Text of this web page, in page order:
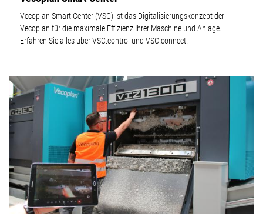
Vecoplan Smart Center (VSC) ist das Digitalisierungskonzept der
Vecoplan für die maximale Effizienz Ihrer Maschine und Anlage.
Erfahren Sie alles über VSC.control und VSC.connect.